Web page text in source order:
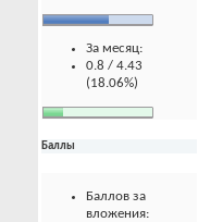
За месяц:
0.8 / 4.43
(18.06%)
Баллы
Баллов за
вложения: